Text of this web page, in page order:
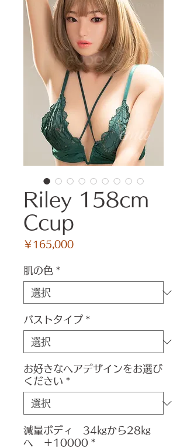
Riley 158cm
Ccup
￥165,000価
肌の色 *
バストタイプ *
お好きなヘアデザインをお選び
ください *
減量ボディ 34㎏から28㎏
へ ＋10000 *